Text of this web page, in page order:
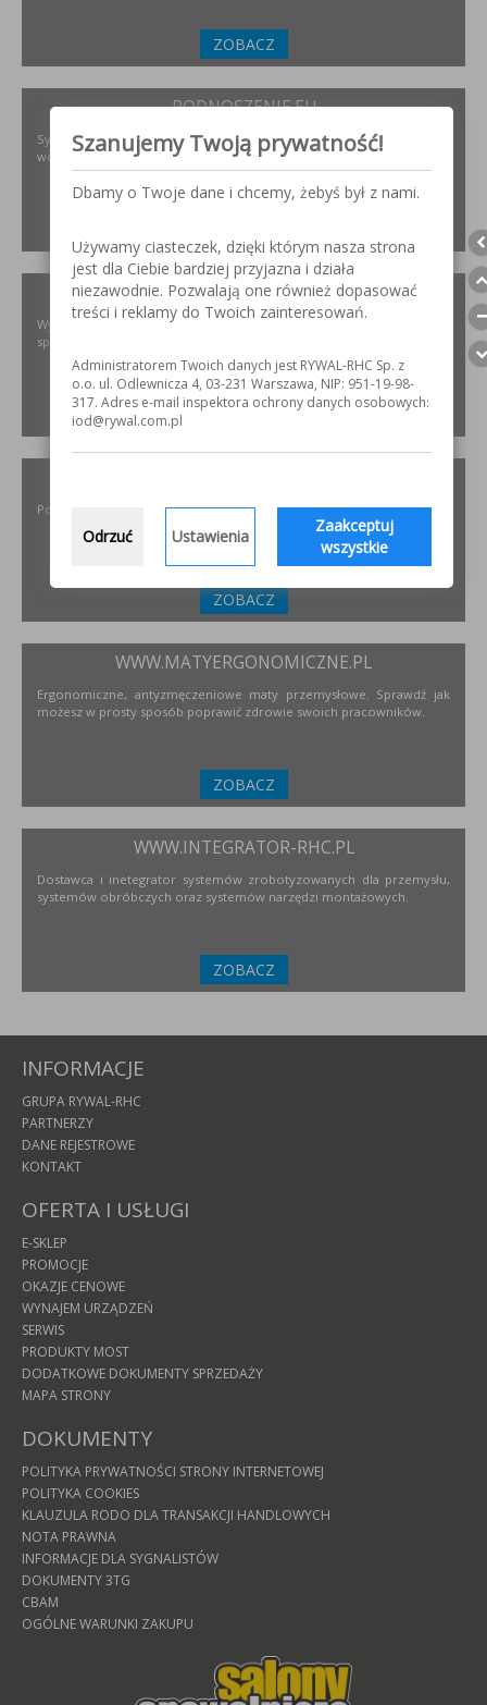
ZOBACZ
PODNOSZENIE.EU
Systemy transportu bliskiego, żurawie, żurawików, suwnice,
wciągników oraz wiele innych.
XIRIS.PL
Wysoce wyspecjalizowane kamery spawalnicze do badania jakości
spoin spawalniczych
ZOBACZ
Polski producent materiałów ściernych dla przemysłu
ZOBACZ
WWW.MATYERGONOMICZNE.PL
Ergonomiczne, antyzmęczeniowe maty przemysłowe. Sprawdź jak
możesz w prosty sposób poprawić zdrowie swoich pracowników.
ZOBACZ
WWW.INTEGRATOR-RHC.PL
Dostawca i inetegrator systemów zrobotyzowanych dla przemysłu,
systemów obróbczych oraz systemów narzędzi montażowych.
ZOBACZ
INFORMACJE
GRUPA RYWAL-RHC
PARTNERZY
DANE REJESTROWE
KONTAKT
OFERTA I USŁUGI
E-SKLEP
PROMOCJE
OKAZJE CENOWE
WYNAJEM URZĄDZEŃ
SERWIS
PRODUKTY MOST
DODATKOWE DOKUMENTY SPRZEDAŻY
MAPA STRONY
DOKUMENTY
POLITYKA PRYWATNOŚCI STRONY INTERNETOWEJ
POLITYKA COOKIES
KLAUZULA RODO DLA TRANSAKCJI HANDLOWYCH
NOTA PRAWNA
INFORMACJE DLA SYGNALISTÓW
DOKUMENTY 3TG
CBAM
OGÓLNE WARUNKI ZAKUPU
Szanujemy Twoją prywatność!
Dbamy o Twoje dane i chcemy, żebyś był z nami.
Używamy ciasteczek, dzięki którym nasza strona
jest dla Ciebie bardziej przyjazna i działa
niezawodnie. Pozwalają one również dopasować
treści i reklamy do Twoich zainteresowań.
Administratorem Twoich danych jest RYWAL-RHC Sp. z
o.o. ul. Odlewnicza 4, 03-231 Warszawa, NIP: 951-19-98-
317. Adres e-mail inspektora ochrony danych osobowych:
iod@rywal.com.pl
Odrzuć Ustawienia
Zaakceptuj
wszystkie